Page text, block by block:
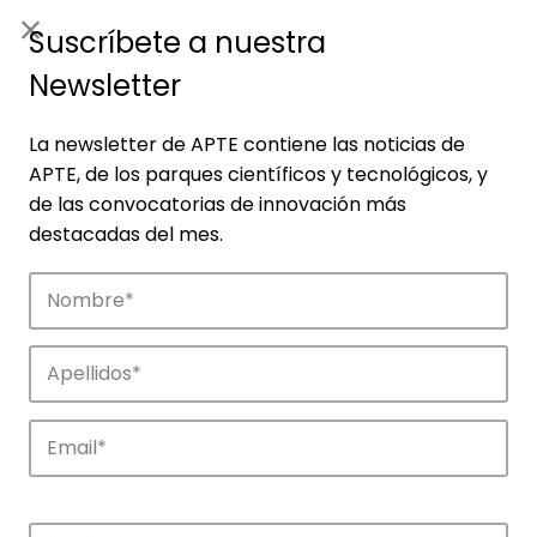
Empresas
Descubre las empresas que impulsan la
innovación en los parques de APTE.
Suscríbete a nuestra
Newsletter
La newsletter de APTE contiene las noticias de
APTE, de los parques científicos y tecnológicos, y
de las convocatorias de innovación más
destacadas del mes.